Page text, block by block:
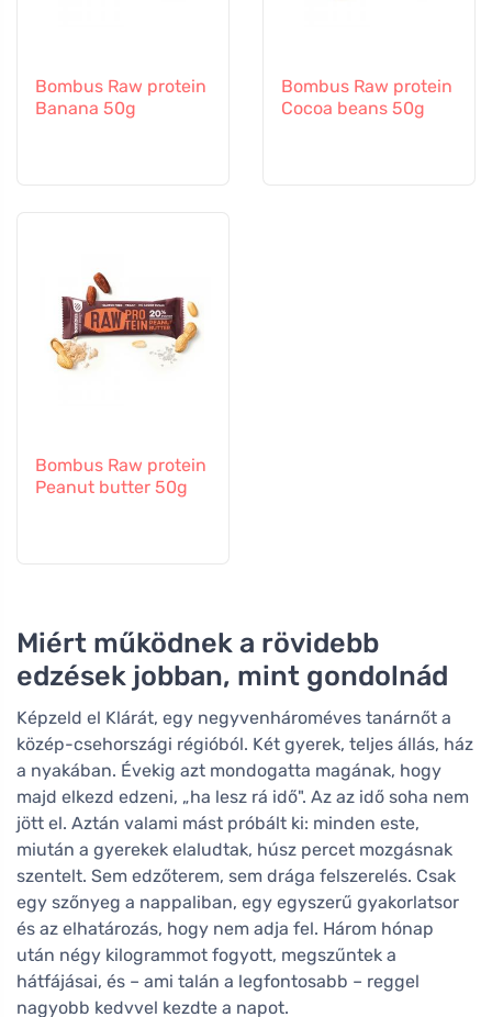
Bombus Raw protein
Banana 50g
Bombus Raw protein
Cocoa beans 50g
Bombus Raw protein
Peanut butter 50g
Miért működnek a rövidebb
edzések jobban, mint gondolnád
Képzeld el Klárát, egy negyvenhároméves tanárnőt a
közép-csehországi régióból. Két gyerek, teljes állás, ház
a nyakában. Évekig azt mondogatta magának, hogy
majd elkezd edzeni, „ha lesz rá idő". Az az idő soha nem
jött el. Aztán valami mást próbált ki: minden este,
miután a gyerekek elaludtak, húsz percet mozgásnak
szentelt. Sem edzőterem, sem drága felszerelés. Csak
egy szőnyeg a nappaliban, egy egyszerű gyakorlatsor
és az elhatározás, hogy nem adja fel. Három hónap
után négy kilogrammot fogyott, megszűntek a
hátfájásai, és – ami talán a legfontosabb – reggel
nagyobb kedvvel kezdte a napot.